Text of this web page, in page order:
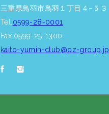
三重県鳥羽市鳥羽１丁目４−５３
Tel. 0599-28-0001
Fax.0599-25-1300
kaito-yumin-club@oz-group.jp